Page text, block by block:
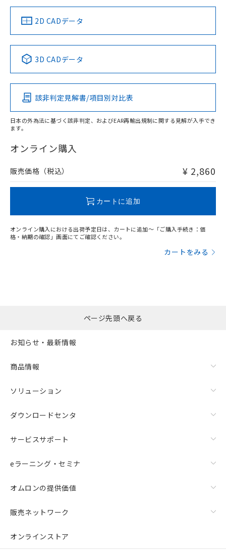
中国 RoHS 注意事項・凡例
Pb Hg Cd Cr(VI)
O
在庫等で未対応品が混在する可能性があります。
問い合わせください。
2D CADデータ
3D CADデータ
該非判定見解書/項目別対比表
日本の外為法に基づく該非判定、およびEAR再輸出規制に関する見解が入手でき
ます。
オンライン購入
販売価格（税込） ¥ 2,860
カートに追加
オンライン購入における出荷予定日は、カートに追加～「ご購入手続き：価
格・納期の確認」画面にてご確認ください。
カートをみる
ページ先頭へ戻る
お知らせ・最新情報
商品情報
ソリューション
ダウンロードセンタ
サービスサポート
eラーニング・セミナ
オムロンの提供価値
販売ネットワーク
オンラインストア